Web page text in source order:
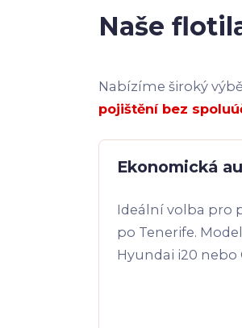
Naše
Nabízíme široký
pojištění bez
Ekonomická
Ideální volba pro
po Tenerife.
Hyundai i20 nebo